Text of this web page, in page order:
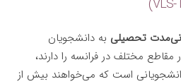
تحصیلی به دانشجویان
مختلف در فرانسه را دارند،
است که می‌خواهند بیش از